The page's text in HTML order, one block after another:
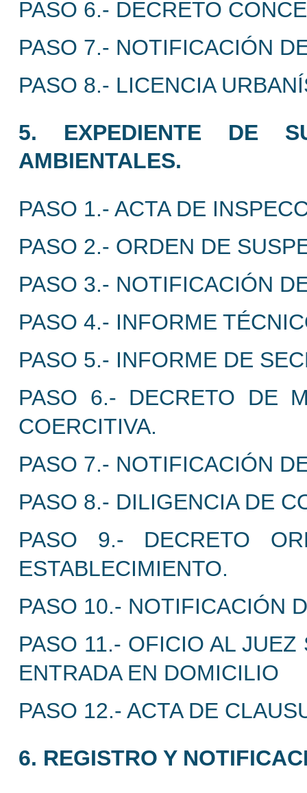
PASO 6.- DECRETO
PASO 7.- NOTIFICACIÓN
PASO 8.- LICENCIA
5. EXPEDIENTE DE
AMBIENTALES.
PASO 1.- ACTA DE
PASO 2.- ORDEN DE
PASO 3.- NOTIFICACIÓN
PASO 4.- INFORME
PASO 5.- INFORME DE
PASO 6.- DECRETO DE
COERCITIVA.
PASO 7.- NOTIFICACIÓN
PASO 8.- DILIGENCIA DE
PASO 9.- DECRETO
ESTABLECIMIENTO.
PASO 10.- NOTIFICACIÓN
PASO 11.- OFICIO AL
ENTRADA EN DOMICILIO
PASO 12.- ACTA DE
6. REGISTRO Y